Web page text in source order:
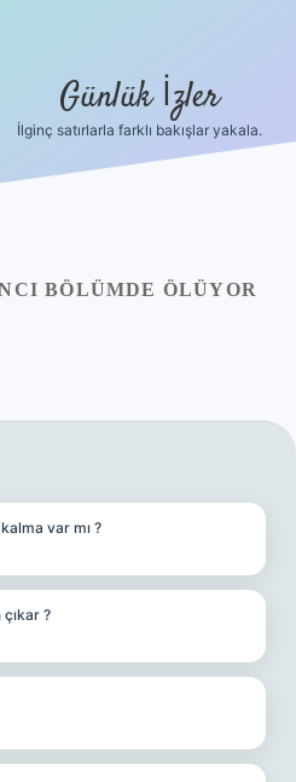
Günlük İzler
İlginç satırlarla farklı bakışlar yakala.
BÖLÜMDE ÖLÜYOR
var mı ?
?